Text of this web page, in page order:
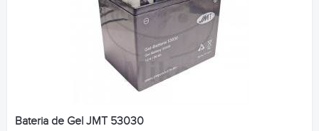
Bateria de Gel JMT 53030